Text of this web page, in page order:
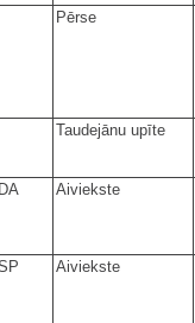
Pērse
Taudejānu upīte
Aiviekste
Aiviekste